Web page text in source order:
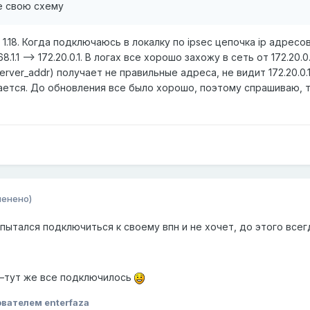
свою схему
Когда подключаюсь в локалку по ipsec цепочка ip
--> 172.20.0.1. В логах все хорошо захожу в сеть от
получает не правильные адреса, не видит
До обновления все было хорошо, поэтому спрашиваю,
подключиться к своему впн и не хочет, до этого
же все подключилось
enterfaza